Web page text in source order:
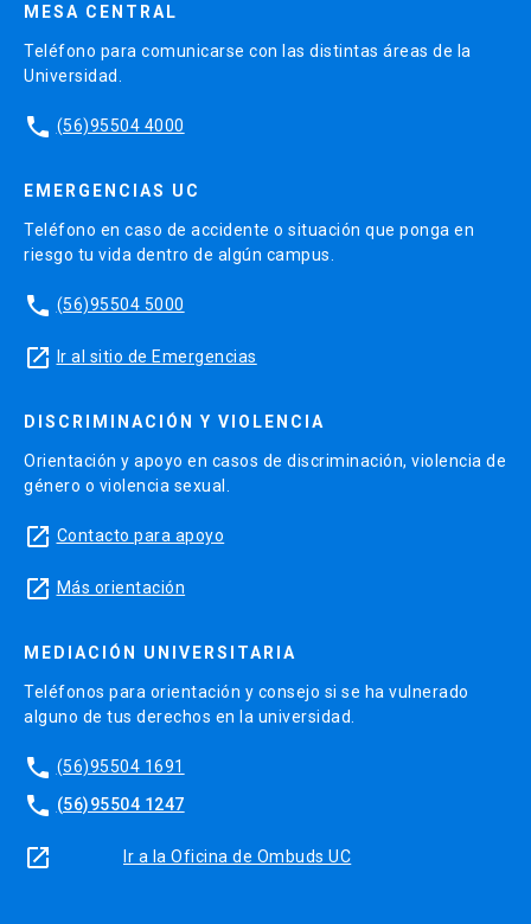
MESA CENTRAL
Teléfono para comunicarse con las distintas áreas de la
Universidad.
phone (56)95504 4000
EMERGENCIAS UC
Teléfono en caso de accidente o situación que ponga en
riesgo tu vida dentro de algún campus.
phone (56)95504 5000
launch Ir al sitio de Emergencias
DISCRIMINACIÓN Y VIOLENCIA
Orientación y apoyo en casos de discriminación, violencia de
género o violencia sexual.
launch Contacto para apoyo
launch Más orientación
MEDIACIÓN UNIVERSITARIA
Teléfonos para orientación y consejo si se ha vulnerado
alguno de tus derechos en la universidad.
phone (56)95504 1691
phone (56)95504 1247
launch Ir a la Oficina de Ombuds UC